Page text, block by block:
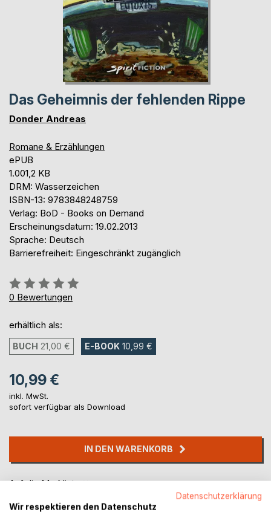
Das Geheimnis der fehlenden Rippe
Donder Andreas
Romane & Erzählungen
ePUB
1.001,2 KB
DRM: Wasserzeichen
ISBN-13: 9783848248759
Verlag: BoD - Books on Demand
Erscheinungsdatum: 19.02.2013
Sprache: Deutsch
Barrierefreiheit: Eingeschränkt zugänglich
Bewertung::
0%
0 Bewertungen
erhältlich als:
BUCH 21,00 € E-BOOK 10,99 €
10,99 €
inkl. MwSt.
sofort verfügbar als Download
IN DEN WARENKORB
Auf die Merkliste
Datenschutzerklärung
Wir respektieren den Datenschutz